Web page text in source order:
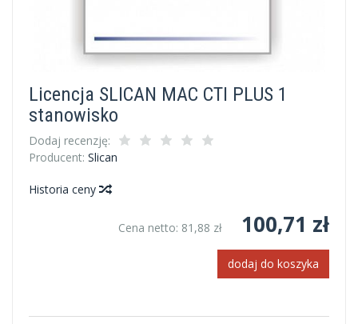
Licencja SLICAN MAC CTI PLUS 1
stanowisko
Dodaj recenzję:
Producent: Slican
Historia ceny
Cena netto: 81,88 zł 100,71 zł
dodaj do koszyka